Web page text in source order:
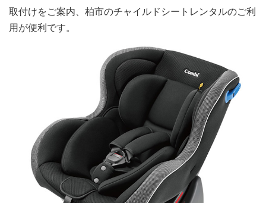
取付けをご案内、柏市のチャイルドシートレンタルのご利
用が便利です。